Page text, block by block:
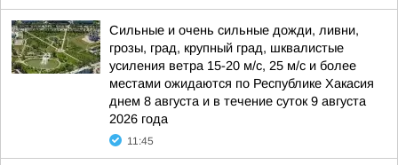
Сильные и очень сильные дожди, ливни,
грозы, град, крупный град, шквалистые
усиления ветра 15-20 м/с, 25 м/с и более
местами ожидаются по Республике Хакасия
днем 8 августа и в течение суток 9 августа
2026 года
11:45